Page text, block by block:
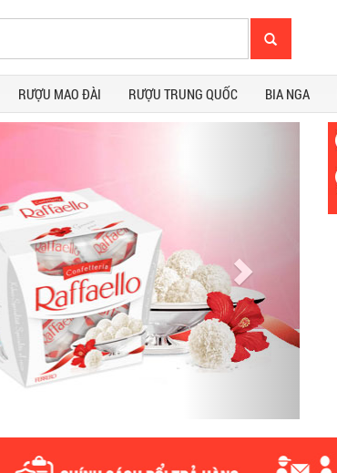
RƯỢU MAO ĐÀI RƯỢU TRUNG QUỐC BIA NGA